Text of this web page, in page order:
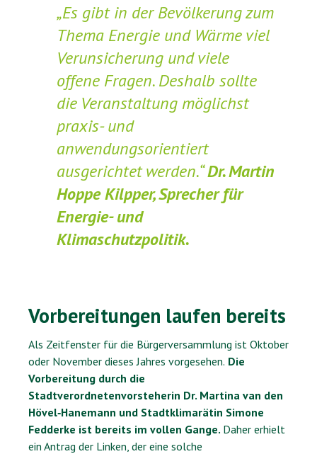
„Es gibt in der Bevölkerung zum
Thema Energie und Wärme viel
Verunsicherung und viele
offene Fragen. Deshalb sollte
die Veranstaltung möglichst
praxis- und
anwendungsorientiert
ausgerichtet werden.“Dr. Martin
Hoppe Kilpper, Sprecher für
Energie- und
Klimaschutzpolitik.
Vorbereitungen laufen bereits
Als Zeitfenster für die Bürgerversammlung ist Oktober
oder November dieses Jahres vorgesehen. Die
Vorbereitung durch die
Stadtverordnetenvorsteherin Dr. Martina van den
Hövel‐Hanemann und Stadtklimarätin Simone
Fedderke ist bereits im vollen Gange. Daher erhielt
ein Antrag der Linken, der eine solche